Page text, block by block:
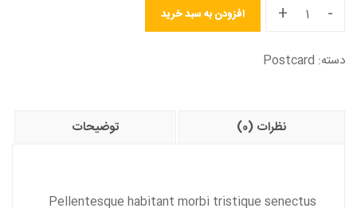
-
+ افزودن به سبد خرید
دسته: Postcard
توضیحات نظرات (0)
Pellentesque habitant morbi tristique senectus